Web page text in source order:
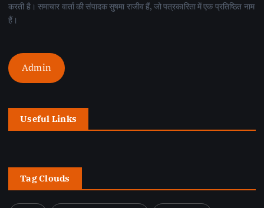
करती है। समाचार वार्ता की संपादक सुषमा राजीव हैं, जो पत्रकारिता में एक प्रतिष्ठित नाम
हैं।
Admin
Useful Links
Tag Clouds